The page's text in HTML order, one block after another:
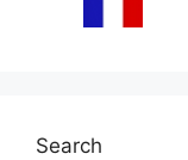
Search